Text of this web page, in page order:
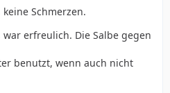
Schmerzen.
erfreulich. Die Salbe gegen
benutzt, wenn auch nicht